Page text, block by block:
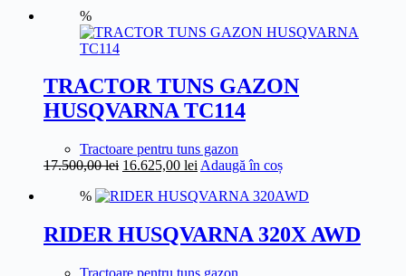
fost:
14.250,00 lei.
%
TRACTOR TUNS GAZON
HUSQVARNA TC114
Tractoare pentru tuns gazon
17.500,00lei Prețul
a
17.500,00 lei.
16.625,00 lei Prețul
este:
Adaugă în coș
%
RIDER HUSQVARNA 320X AWD